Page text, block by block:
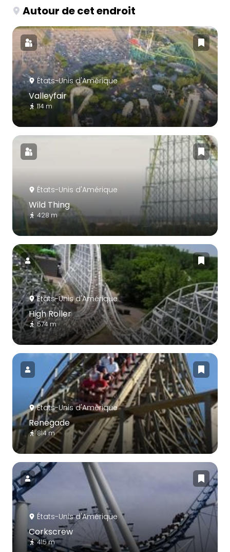
Autour de cet endroit
États-Unis d'Amérique
Valleyfair
114 m
États-Unis d'Amérique
Wild Thing
428 m
États-Unis d'Amérique
High Roller
574 m
États-Unis d'Amérique
Renegade
814 m
États-Unis d'Amérique
Corkscrew
415 m